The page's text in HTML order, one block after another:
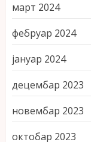
март 2024
фебруар 2024
јануар 2024
децембар 2023
новембар 2023
октобар 2023